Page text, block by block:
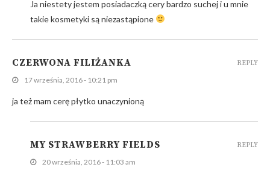
Ja niestety jestem posiadaczką cery bardzo suchej i u mnie
takie kosmetyki są niezastąpione
CZERWONA FILIŻANKA
17 września, 2016 - 10:21 pm
ja też mam cerę płytko unaczynioną
REPLY
MY STRAWBERRY FIELDS
20 września, 2016 - 11:03 am
REPLY